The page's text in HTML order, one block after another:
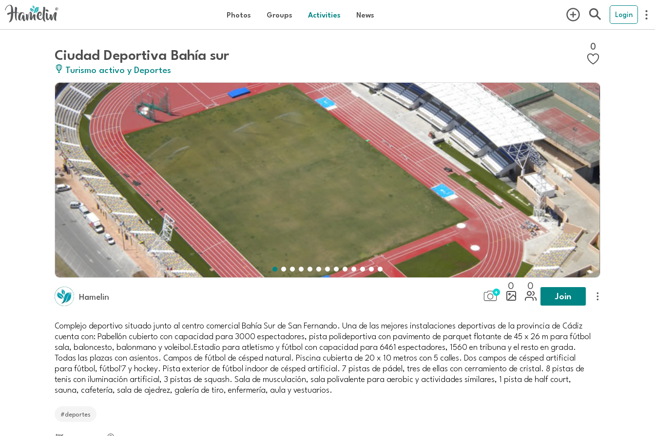
Photos Groups Activities News Login
Ciudad Deportiva Bahía sur
Turismo activo y Deportes
0
Hamelin
0 0
Join
Complejo deportivo situado junto al centro comercial Bahía Sur de San Fernando. Una de las mejores instalaciones deportivas de la provincia de Cádiz
cuenta con: Pabellón cubierto con capacidad para 3000 espectadores, pista polideportiva con pavimento de parquet flotante de 45 x 26 m para fútbol
sala, baloncesto, balonmano y voleibol.Estadio para atletismo y fútbol con capacidad para 6461 espectadores, 1560 en tribuna y el resto en grada.
Todas las plazas con asientos. Campos de fútbol de césped natural. Piscina cubierta de 20 x 10 metros con 5 calles. Dos campos de césped artificial
para fútbol, fútbol'7 y hockey. Pista exterior de fútbol indoor de césped artificial. 7 pistas de pádel, tres de ellas con cerramiento de cristal. 8 pistas de
tenis con iluminación artificial, 3 pistas de squash. Sala de musculación, sala polivalente para aerobic y actividades similares, 1 pista de half court,
sauna, cafetería, sala de ajedrez, galería de tiro, enfermería, aula y vestuarios.
#deportes